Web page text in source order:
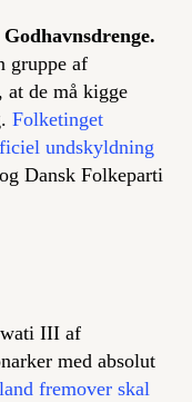
gruppe af
at de må kigge
Folketinget
undskyldning
Dansk Folkeparti
III af
med absolut
fremover skal